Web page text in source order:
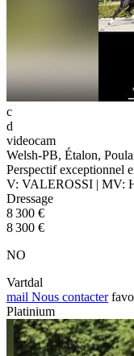
c
d
videocam
Welsh-PB, Étalon,
Perspectif exceptionnel
V: VALEROSSI | MV:
Dressage
8 300 €
8 300 €
NO
Vartdal
mail Nous contacter
Platinium